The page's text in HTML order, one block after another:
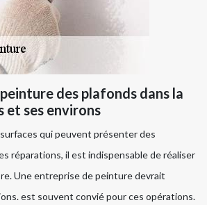
des plafonds dans la
et ses environs
qui peuvent présenter des
réparations, il est indispensable de réaliser
Une entreprise de peinture devrait
est souvent convié pour ces opérations.